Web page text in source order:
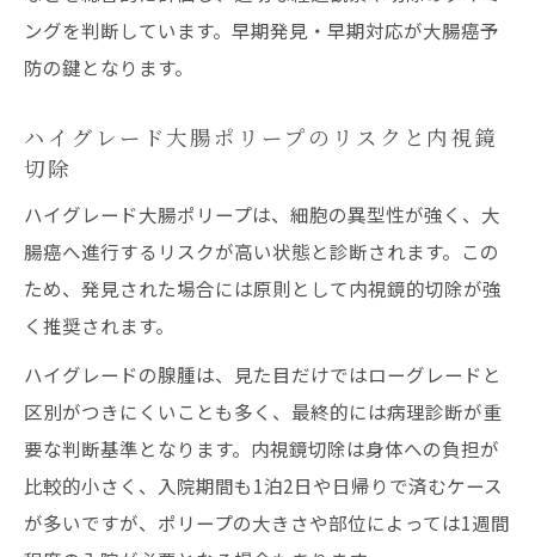
ングを判断しています。早期発見・早期対応が大腸癌予
防の鍵となります。
ハイグレード大腸ポリープのリスクと内視鏡
切除
ハイグレード大腸ポリープは、細胞の異型性が強く、大
腸癌へ進行するリスクが高い状態と診断されます。この
ため、発見された場合には原則として内視鏡的切除が強
く推奨されます。
ハイグレードの腺腫は、見た目だけではローグレードと
区別がつきにくいことも多く、最終的には病理診断が重
要な判断基準となります。内視鏡切除は身体への負担が
比較的小さく、入院期間も1泊2日や日帰りで済むケース
が多いですが、ポリープの大きさや部位によっては1週間